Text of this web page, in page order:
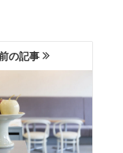
の記事